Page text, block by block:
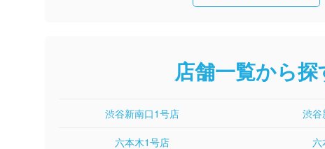
店舗一覧から探
渋谷新南口1号店 渋谷
六本木1号店 六